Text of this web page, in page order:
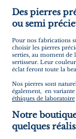
Des pierres
ou semi
Pour nos fabrications
choisir les pierres
serties, au moment de
sertisseur. Leur
éclat feront toute la
Nos pierres sont
également, en
éthiques de laboratoire
Notre
quelques